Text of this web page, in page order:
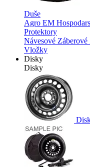
Duše
Agro EM
Protektory
Návesové Záberové
Vložky
Disky
Disky